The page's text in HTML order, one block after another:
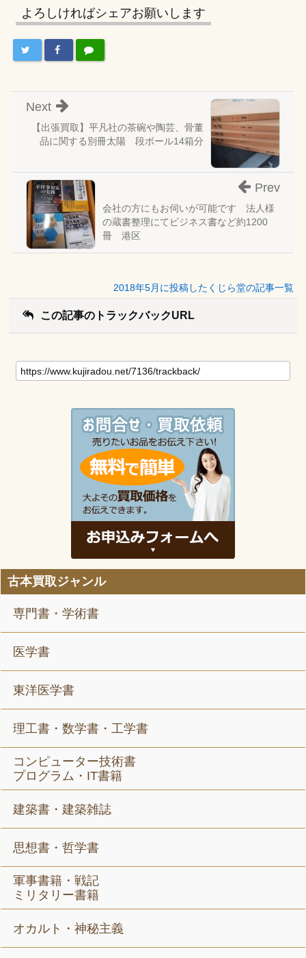
よろしければシェアお願いします
【出張買取】平凡社の茶碗や陶芸、骨董
品に関する別冊太陽 段ボール14箱分
Next
会社の方にもお伺いが可能です 法人様
の蔵書整理にてビジネス書など約1200
冊 港区
Prev
2018年5月に投稿したくじら堂の記事一覧
この記事のトラックバックURL
古本買取ジャンル
専門書・学術書
医学書
東洋医学書
理工書・数学書・工学書
コンピューター技術書
プログラム・IT書籍
建築書・建築雑誌
思想書・哲学書
軍事書籍・戦記
ミリタリー書籍
オカルト・神秘主義